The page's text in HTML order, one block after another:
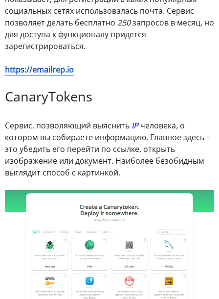
социальных сетях использовалась почта. Сервис
позволяет делать бесплатно 250запросов в месяц, но
для доступа к функционалу придется
зарегистрироваться.
https://emailrep.io
CanaryTokens
Сервис, позволяющий выяснить IPчеловека, о
котором вы собираете информацию. Главное здесь –
это убедить его перейти по ссылке, открыть
изображение или документ. Наиболее безобидным
выглядит способ с картинкой.